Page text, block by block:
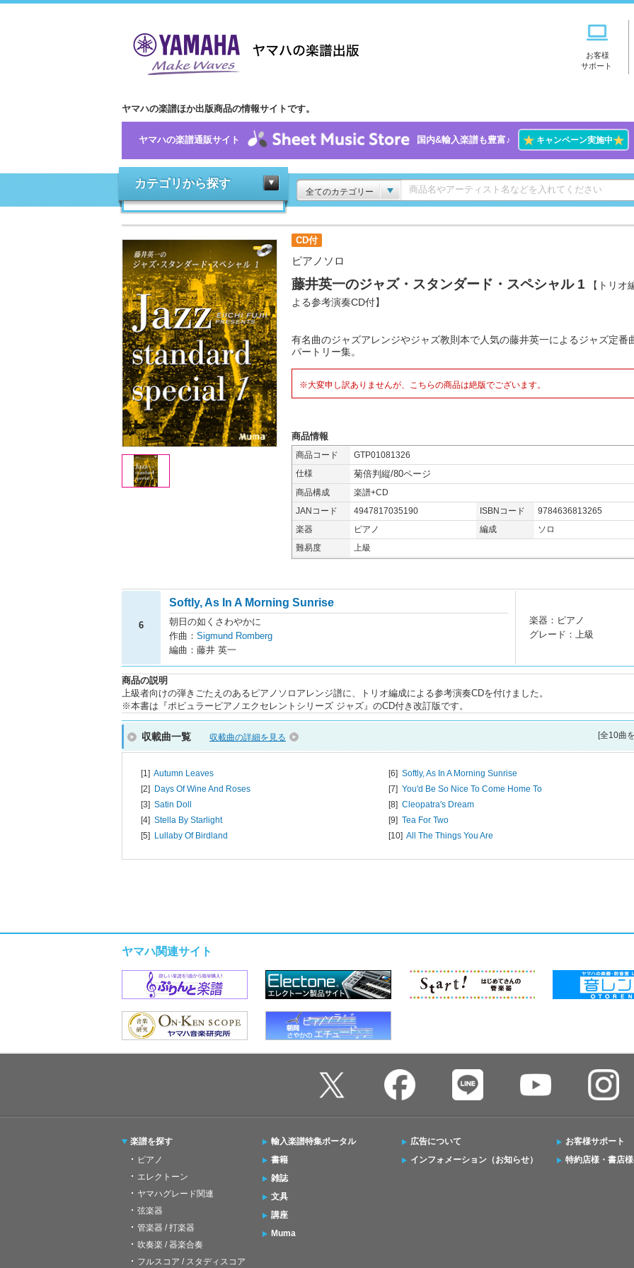
お客様
サポート
ヤマハの楽譜ほか出版商品の情報サイトです。
ヤマハの楽譜通販サイト 国内&輸入楽譜も豊富♪ ★キャンペーン実施中★
カテゴリから探す
全てのカテゴリー
CD付
ピアノソロ
藤井英一のジャズ・スタンダード・スペシャル 1 【トリオ
よる参考演奏CD付】
有名曲のジャズアレンジやジャズ教則本で人気の藤井英一によるジャズ定番
パートリー集。
※大変申し訳ありませんが、こちらの商品は絶版でございます。
商品情報
商品コード
GTP01081326
仕様
菊倍判縦/80ページ
商品構成
楽譜+CD
JANコード
4947817035190 ISBNコード
9784636813265
楽器
ピアノ 編成
ソロ
難易度
上級
6
Softly, As In A Morning Sunrise
朝日の如くさわやかに
作曲： Sigmund Romberg
編曲：藤井 英一
楽器：ピアノ
グレード：上級
商品の説明
上級者向けの弾きごたえのあるピアノソロアレンジ譜に、トリオ編成による参考演奏CDを付けました。
※本書は『ポピュラーピアノエクセレントシリーズ ジャズ』のCD付き改訂版です。
収載曲一覧 収載曲の詳細を見る [全10曲
[1] Autumn Leaves
[2] Days Of Wine And Roses
[3] Satin Doll
[4] Stella By Starlight
[5] Lullaby Of Birdland
[6] Softly, As In A Morning Sunrise
[7] You'd Be So Nice To Come Home To
[8] Cleopatra's Dream
[9] Tea For Two
[10] All The Things You Are
ヤマハ関連サイト
楽譜を探す
ピアノ
エレクトーン
ヤマハグレード関連
弦楽器
管楽器 / 打楽器
吹奏楽 / 器楽合奏
フルスコア / スタディスコア
輸入楽譜特集ポータル
書籍
雑誌
文具
講座
Muma
広告について
インフォメーション（お知らせ）
お客様サポート
特約店様・書店